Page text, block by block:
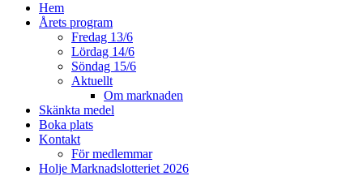
Hem
Årets program
Fredag 13/6
Lördag 14/6
Söndag 15/6
Aktuellt
Om marknaden
Skänkta medel
Boka plats
Kontakt
För medlemmar
Holje Marknadslotteriet 2026